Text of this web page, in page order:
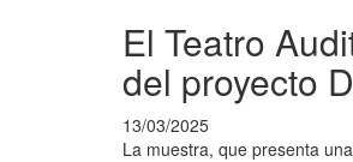
El Teatro
del proyecto
13/03/2025
La muestra, que presenta